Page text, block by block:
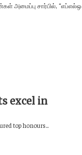
அமைப்பு சார்பில், “எப்எல்ஒ
excel in
top honours...